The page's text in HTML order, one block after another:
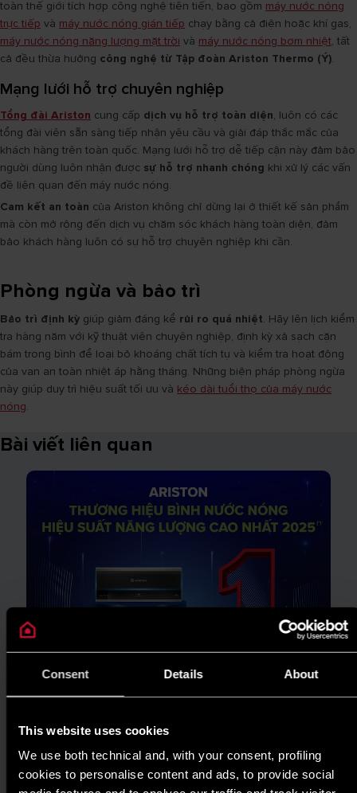
Consent Details About
This website uses cookies
We use both technical and, with your consent, profiling
cookies to personalise content and ads, to provide social
toàn thế giới tích hợp công nghệ tiên tiến, bao gồm máy nước nóng
trực tiếp và máy nước nóng gián tiếp chạy bằng cả điện hoặc khí gas,
máy nước nóng năng lượng mặt trời và máy nước nóng bơm nhiệt, tất
cả đều thừa hưởng công nghệ từ Tập đoàn Ariston Thermo (Ý).
Mạng lưới hỗ trợ chuyên nghiệp
Tổng đài Ariston cung cấp dịch vụ hỗ trợ toàn diện, luôn có các
tổng đài viên sẵn sàng tiếp nhận yêu cầu và giải đáp thắc mắc của
khách hàng trên toàn quốc. Mạng lưới hỗ trợ dễ tiếp cận này đảm bảo
người dùng luôn nhận được sự hỗ trợ nhanh chóng khi xử lý các vấn
đề liên quan đến máy nước nóng.
Cam kết an toàn của Ariston không chỉ dừng lại ở thiết kế sản phẩm
mà còn mở rộng đến dịch vụ chăm sóc khách hàng toàn diện, đảm
bảo khách hàng luôn có sự hỗ trợ chuyên nghiệp khi cần.
Phòng ngừa và bảo trì
Bảo trì định kỳ giúp giảm đáng kể rủi ro quá nhiệt. Hãy lên lịch kiểm
tra hàng năm với kỹ thuật viên chuyên nghiệp, định kỳ xả sạch cặn
bám trong bình để loại bỏ khoáng chất tích tụ và kiểm tra hoạt động
của van an toàn nhiệt áp hằng tháng. Những biện pháp phòng ngừa
này giúp duy trì hiệu suất tối ưu và kéo dài tuổi thọ của máy nước
nóng.
Bài viết liên quan